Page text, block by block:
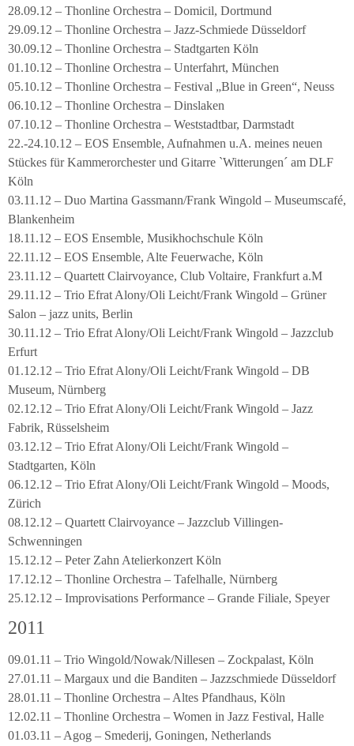
28.09.12 – Thonline Orchestra – Domicil, Dortmund
29.09.12 – Thonline Orchestra – Jazz-Schmiede Düsseldorf
30.09.12 – Thonline Orchestra – Stadtgarten Köln
01.10.12 – Thonline Orchestra – Unterfahrt, München
05.10.12 – Thonline Orchestra – Festival „Blue in Green“, Neuss
06.10.12 – Thonline Orchestra – Dinslaken
07.10.12 – Thonline Orchestra – Weststadtbar, Darmstadt
22.-24.10.12 – EOS Ensemble, Aufnahmen u.A. meines neuen
Stückes für Kammerorchester und Gitarre `Witterungen´ am DLF
Köln
03.11.12 – Duo Martina Gassmann/Frank Wingold – Museumscafé,
Blankenheim
18.11.12 – EOS Ensemble, Musikhochschule Köln
22.11.12 – EOS Ensemble, Alte Feuerwache, Köln
23.11.12 – Quartett Clairvoyance, Club Voltaire, Frankfurt a.M
29.11.12 – Trio Efrat Alony/Oli Leicht/Frank Wingold – Grüner
Salon – jazz units, Berlin
30.11.12 – Trio Efrat Alony/Oli Leicht/Frank Wingold – Jazzclub
Erfurt
01.12.12 – Trio Efrat Alony/Oli Leicht/Frank Wingold – DB
Museum, Nürnberg
02.12.12 – Trio Efrat Alony/Oli Leicht/Frank Wingold – Jazz
Fabrik, Rüsselsheim
03.12.12 – Trio Efrat Alony/Oli Leicht/Frank Wingold –
Stadtgarten, Köln
06.12.12 – Trio Efrat Alony/Oli Leicht/Frank Wingold – Moods,
Zürich
08.12.12 – Quartett Clairvoyance – Jazzclub Villingen-
Schwenningen
15.12.12 – Peter Zahn Atelierkonzert Köln
17.12.12 – Thonline Orchestra – Tafelhalle, Nürnberg
25.12.12 – Improvisations Performance – Grande Filiale, Speyer
2011
09.01.11 – Trio Wingold/Nowak/Nillesen – Zockpalast, Köln
27.01.11 – Margaux und die Banditen – Jazzschmiede Düsseldorf
28.01.11 – Thonline Orchestra – Altes Pfandhaus, Köln
12.02.11 – Thonline Orchestra – Women in Jazz Festival, Halle
01.03.11 – Agog – Smederij, Goningen, Netherlands